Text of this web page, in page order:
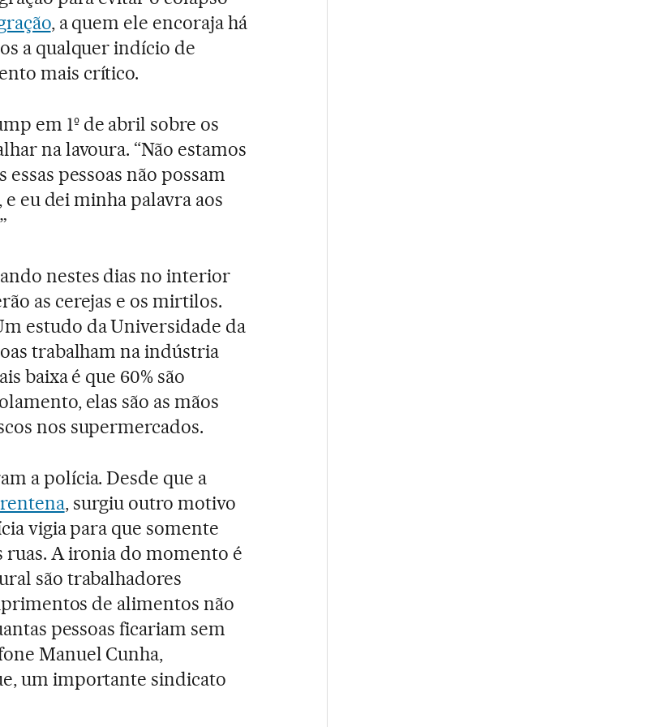
, a quem ele encoraja há
a qualquer indício de
mais crítico.
em 1º de abril sobre os
na lavoura. “Não estamos
pessoas não possam
e eu dei minha palavra aos
nestes dias no interior
as cerejas e os mirtilos.
estudo da Universidade da
trabalham na indústria
baixa é que 60% são
elas são as mãos
nos supermercados.
a polícia. Desde que a
, surgiu outro motivo
vigia para que somente
ruas. A ironia do momento é
são trabalhadores
de alimentos não
pessoas ficariam sem
Manuel Cunha,
um importante sindicato